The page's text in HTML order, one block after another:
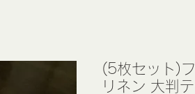
(5枚セット)
リネン 大判